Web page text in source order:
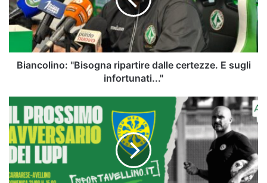
E
sugli
infortunati..."
Biancolino: "Bisogna ripartire dalle certezze. E sugli
infortunati..."
Carrarese-
Avellino:
scopriamo
insieme
il
prossimo